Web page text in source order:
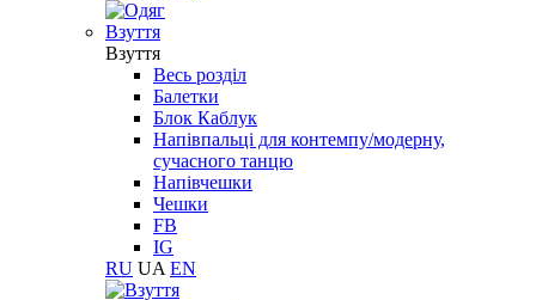
Взуття
Взуття
Весь розділ
Балетки
Блок Каблук
Напівпальці для контемпу/модерну,
сучасного танцю
Напівчешки
Чешки
FB
IG
RU UA EN